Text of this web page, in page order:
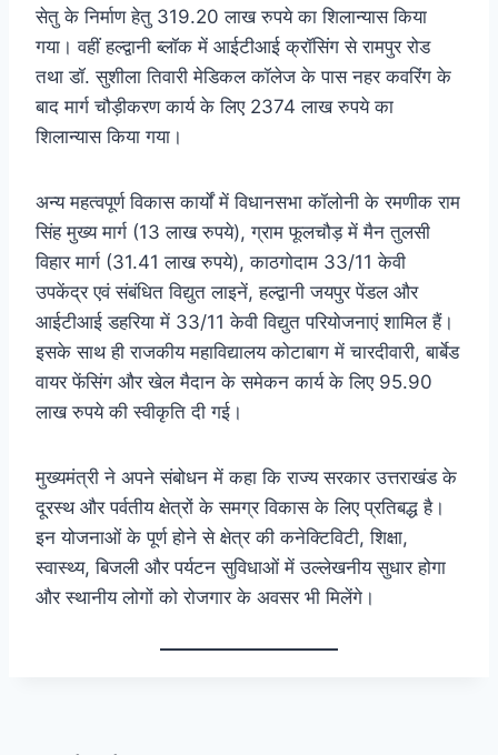
सेतु के निर्माण हेतु 319.20 लाख रुपये का शिलान्यास किया
गया। वहीं हल्द्वानी ब्लॉक में आईटीआई क्रॉसिंग से रामपुर रोड
तथा डॉ. सुशीला तिवारी मेडिकल कॉलेज के पास नहर कवरिंग के
बाद मार्ग चौड़ीकरण कार्य के लिए 2374 लाख रुपये का
शिलान्यास किया गया।
अन्य महत्वपूर्ण विकास कार्यों में विधानसभा कॉलोनी के रमणीक राम
सिंह मुख्य मार्ग (13 लाख रुपये), ग्राम फूलचौड़ में मैन तुलसी
विहार मार्ग (31.41 लाख रुपये), काठगोदाम 33/11 केवी
उपकेंद्र एवं संबंधित विद्युत लाइनें, हल्द्वानी जयपुर पेंडल और
आईटीआई डहरिया में 33/11 केवी विद्युत परियोजनाएं शामिल हैं।
इसके साथ ही राजकीय महाविद्यालय कोटाबाग में चारदीवारी, बार्बेड
वायर फेंसिंग और खेल मैदान के समेकन कार्य के लिए 95.90
लाख रुपये की स्वीकृति दी गई।
मुख्यमंत्री ने अपने संबोधन में कहा कि राज्य सरकार उत्तराखंड के
दूरस्थ और पर्वतीय क्षेत्रों के समग्र विकास के लिए प्रतिबद्ध है।
इन योजनाओं के पूर्ण होने से क्षेत्र की कनेक्टिविटी, शिक्षा,
स्वास्थ्य, बिजली और पर्यटन सुविधाओं में उल्लेखनीय सुधार होगा
और स्थानीय लोगों को रोजगार के अवसर भी मिलेंगे।